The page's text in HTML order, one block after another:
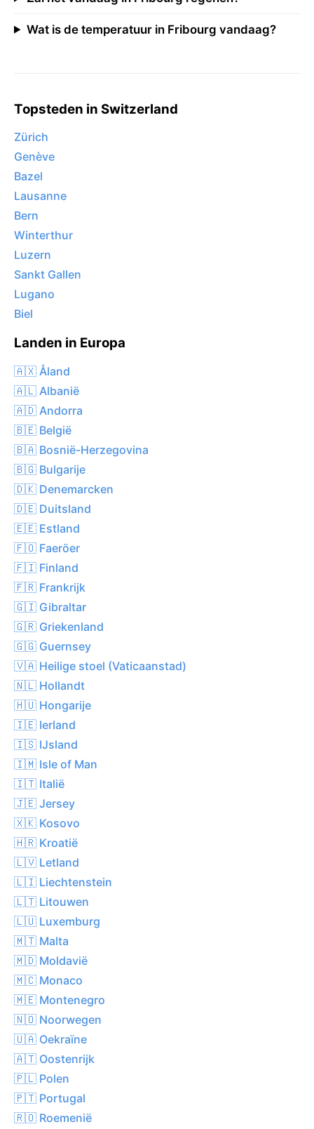
Wat is de temperatuur in Fribourg vandaag?
Topsteden in Switzerland
Zürich
Genève
Bazel
Lausanne
Bern
Winterthur
Luzern
Sankt Gallen
Lugano
Biel
Landen in Europa
🇦🇽 Åland
🇦🇱 Albanië
🇦🇩 Andorra
🇧🇪 België
🇧🇦 Bosnië-Herzegovina
🇧🇬 Bulgarije
🇩🇰 Denemarcken
🇩🇪 Duitsland
🇪🇪 Estland
🇫🇴 Faeröer
🇫🇮 Finland
🇫🇷 Frankrijk
🇬🇮 Gibraltar
🇬🇷 Griekenland
🇬🇬 Guernsey
🇻🇦 Heilige stoel (Vaticaanstad)
🇳🇱 Hollandt
🇭🇺 Hongarije
🇮🇪 Ierland
🇮🇸 IJsland
🇮🇲 Isle of Man
🇮🇹 Italië
🇯🇪 Jersey
🇽🇰 Kosovo
🇭🇷 Kroatië
🇱🇻 Letland
🇱🇮 Liechtenstein
🇱🇹 Litouwen
🇱🇺 Luxemburg
🇲🇹 Malta
🇲🇩 Moldavië
🇲🇨 Monaco
🇲🇪 Montenegro
🇳🇴 Noorwegen
🇺🇦 Oekraïne
🇦🇹 Oostenrijk
🇵🇱 Polen
🇵🇹 Portugal
🇷🇴 Roemenië